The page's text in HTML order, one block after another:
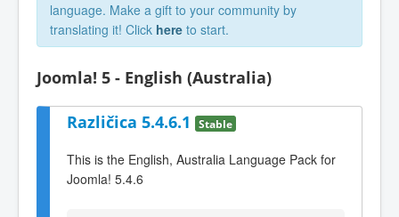
language. Make a gift to your community by
translating it! Click here to start.
Joomla! 5 - English (Australia)
Različica 5.4.6.1 Stable
This is the English, Australia Language Pack for
Joomla! 5.4.6